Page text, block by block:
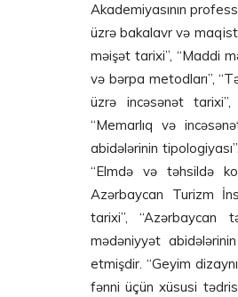
Akademiyasının
üzrə bakalavr və
məişət tarixi”, “Maddi
və bərpa metodları”,
üzrə incəsənət
“Memarlıq və
abidələrinin
“Elmdə və təhsildə
Azərbaycan Turizm
tarixi”, “Azərbaycan
mədəniyyət
etmişdir. “Geyim
fənni üçün xüsusi